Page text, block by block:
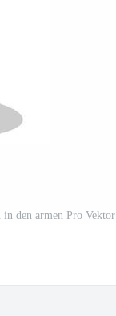
in den armen Pro Vektor